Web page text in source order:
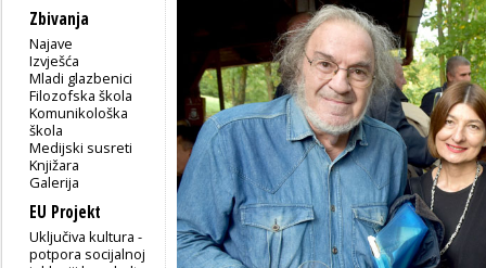
Zbivanja
Najave
Izvješća
Mladi glazbenici
Filozofska škola
Komunikološka
škola
Medijski susreti
Knjižara
Galerija
EU Projekt
Uključiva kultura -
potpora socijalnoj